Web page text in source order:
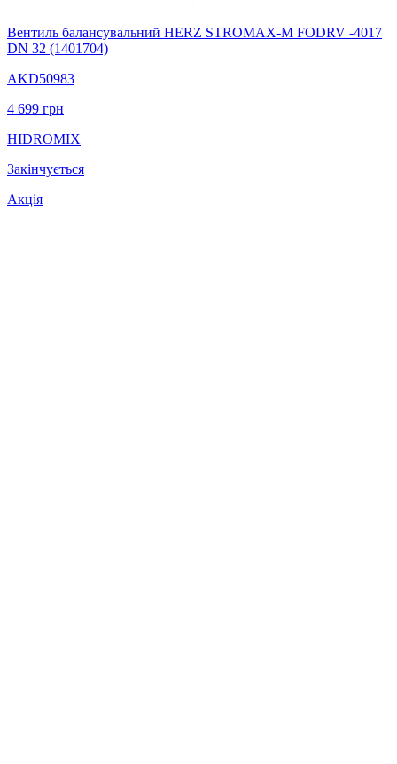
Вентиль балансувальний HERZ STROMAX-M FODRV -4017
DN 32 (1401704)
AKD50983
4 699 грн
HIDROMIX
Закінчується
Акція